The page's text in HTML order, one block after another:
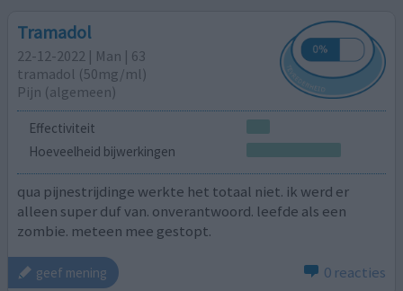
Tramadol
22-12-2022 | Man | 63
tramadol (50mg/ml)
Pijn (algemeen)
Effectiviteit
Hoeveelheid bijwerkingen
qua pijnestrijdinge werkte het totaal niet. ik werd er
alleen super duf van. onverantwoord. leefde als een
zombie. meteen mee gestopt.
geef mening 0 reacties